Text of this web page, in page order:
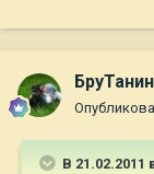
БруТанин
В 21.02.2011